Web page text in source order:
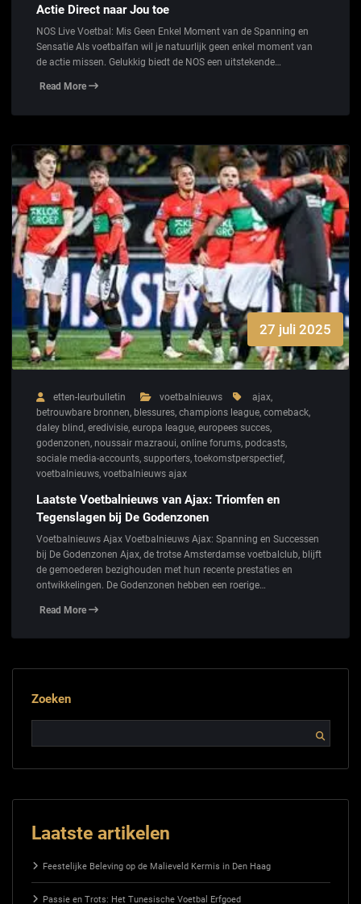
Actie Direct naar Jou toe
NOS Live Voetbal: Mis Geen Enkel Moment van de Spanning en
Sensatie Als voetbalfan wil je natuurlijk geen enkel moment van
de actie missen. Gelukkig biedt de NOS een uitstekende…
Read More
27 juli 2025
etten-leurbulletin voetbalnieuws ajax,
betrouwbare bronnen, blessures, champions league, comeback,
daley blind, eredivisie, europa league, europees succes,
godenzonen, noussair mazraoui, online forums, podcasts,
sociale media-accounts, supporters, toekomstperspectief,
voetbalnieuws, voetbalnieuws ajax
Laatste Voetbalnieuws van Ajax: Triomfen en
Tegenslagen bij De Godenzonen
Voetbalnieuws Ajax Voetbalnieuws Ajax: Spanning en Successen
bij De Godenzonen Ajax, de trotse Amsterdamse voetbalclub, blijft
de gemoederen bezighouden met hun recente prestaties en
ontwikkelingen. De Godenzonen hebben een roerige…
Read More
Zoeken
Laatste artikelen
Feestelijke Beleving op de Malieveld Kermis in Den Haag
Passie en Trots: Het Tunesische Voetbal Erfgoed